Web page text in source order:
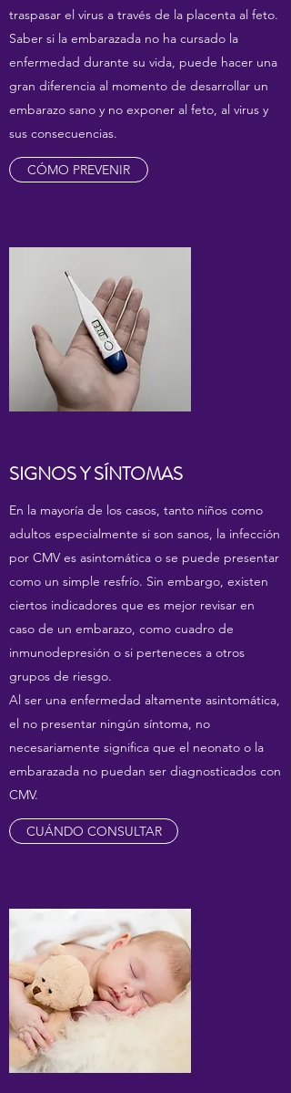
traspasar el virus a través de la placenta al feto.
Saber si la embarazada no ha cursado la
enfermedad durante su vida, puede hacer una
gran diferencia al momento de desarrollar un
embarazo sano y no exponer al feto, al virus y
sus consecuencias.
CÓMO PREVENIR
SIGNOS Y SÍNTOMAS
En la mayoría de los casos, tanto niños como
adultos especialmente si son sanos, la infección
por CMV es asintomática o se puede presentar
como un simple resfrío. Sin embargo, existen
ciertos indicadores que es mejor revisar en
caso de un embarazo, como cuadro de
inmunodepresión o si perteneces a otros
grupos de riesgo.
Al ser una enfermedad altamente asintomática,
el no presentar ningún síntoma, no
necesariamente significa que el neonato o la
embarazada no puedan ser diagnosticados con
CMV.
CUÁNDO CONSULTAR